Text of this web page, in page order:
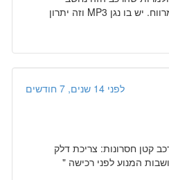
בקטגוריות המכוניות הקטנות, הוא ממש לא מהחסכוניות. תא המטען מרווח. יש בו נגן MP3 וזה יתרון
לפני 14 שנים, 7 חודשים
קטן חסרונות: צריכת דלק
המנוע לפני רכישה "